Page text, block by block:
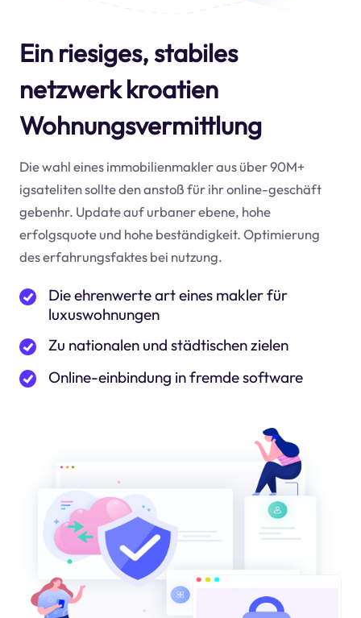
Ein riesiges, stabiles
netzwerk kroatien
Wohnungsvermittlung
Die wahl eines immobilienmakler aus über 90M+
igsateliten sollte den anstoß für ihr online-geschäft
gebenhr. Update auf urbaner ebene, hohe
erfolgsquote und hohe beständigkeit. Optimierung
des erfahrungsfaktes bei nutzung.
Die ehrenwerte art eines makler für
luxuswohnungen
Zu nationalen und städtischen zielen
Online-einbindung in fremde software